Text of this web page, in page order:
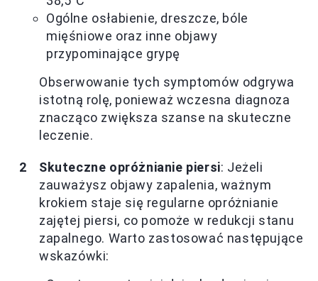
Ogólne osłabienie, dreszcze, bóle
mięśniowe oraz inne objawy
przypominające grypę
Obserwowanie tych symptomów odgrywa
istotną rolę, ponieważ wczesna diagnoza
znacząco zwiększa szanse na skuteczne
leczenie.
Skuteczne opróżnianie piersi: Jeżeli
zauważysz objawy zapalenia, ważnym
krokiem staje się regularne opróżnianie
zajętej piersi, co pomoże w redukcji stanu
zapalnego. Warto zastosować następujące
wskazówki: